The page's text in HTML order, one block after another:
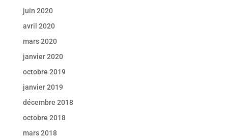
juin 2020
avril 2020
mars 2020
janvier 2020
octobre 2019
janvier 2019
décembre 2018
octobre 2018
mars 2018